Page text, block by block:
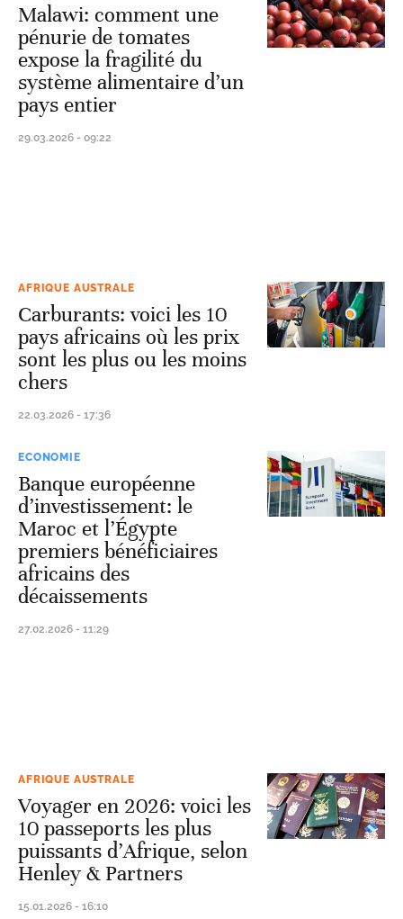
Malawi: comment une
pénurie de tomates
expose la fragilité du
système alimentaire d’un
pays entier
29.03.2026 - 09:22
AFRIQUE AUSTRALE
Carburants: voici les 10
pays africains où les prix
sont les plus ou les moins
chers
22.03.2026 - 17:36
ECONOMIE
Banque européenne
d’investissement: le
Maroc et l’Égypte
premiers bénéficiaires
africains des
décaissements
27.02.2026 - 11:29
AFRIQUE AUSTRALE
Voyager en 2026: voici les
10 passeports les plus
puissants d’Afrique, selon
Henley & Partners
15.01.2026 - 16:10